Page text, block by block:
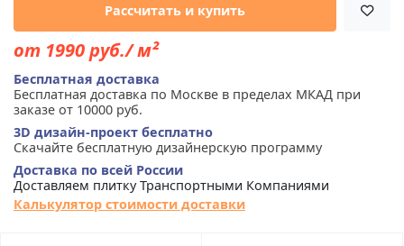
Рассчитать и купить
от 1990 руб./ м²
Бесплатная доставка
Бесплатная доставка по Москве в пределах МКАД при
заказе от 10000 руб.
3D дизайн-проект бесплатно
Скачайте бесплатную дизайнерскую программу
Доставка по всей России
Доставляем плитку Транспортными Компаниями
Калькулятор стоимости доставки